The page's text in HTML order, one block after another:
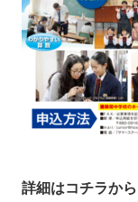
ン
詳細はコチラから